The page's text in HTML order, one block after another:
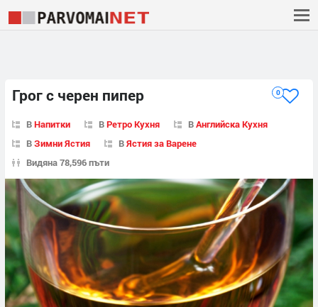
Грог с черен пипер 0
ВНапитки ВРетро Кухня ВАнглийска Кухня
ВЗимни Ястия ВЯстия за Варене
Видяна 78,596 пъти